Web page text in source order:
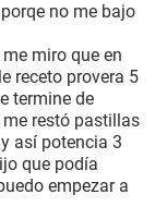
no me bajo
miro que en
receto provera 5
termine de
restó pastillas
así potencia 3
que podía
empezar a